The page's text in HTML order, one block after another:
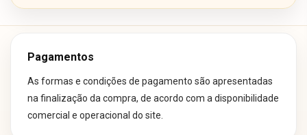
Pagamentos
As formas e condições de pagamento são apresentadas
na finalização da compra, de acordo com a disponibilidade
comercial e operacional do site.